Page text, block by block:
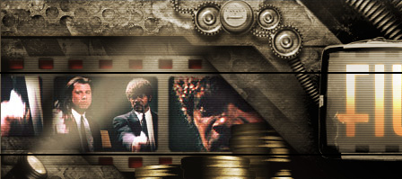
Hyppää pääsisältöön